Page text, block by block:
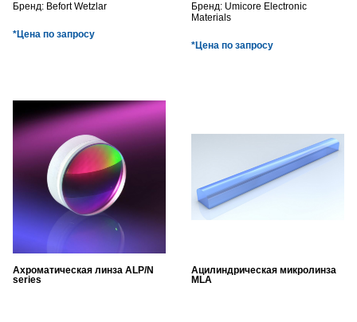
Бренд: Befort Wetzlar
*Цена по запросу
Бренд: Umicore Electronic
Materials
*Цена по запросу
Ахроматическая линза ALP/N
series
Ацилиндрическая микролинза
MLA